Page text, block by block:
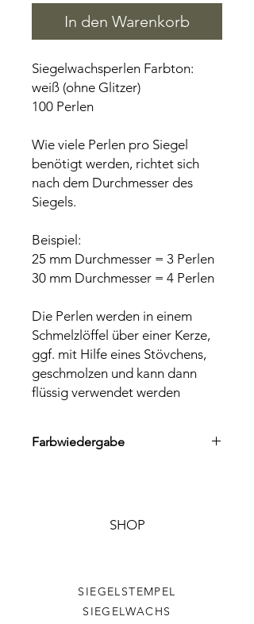
In den Warenkorb
Siegelwachsperlen Farbton:
weiß (ohne Glitzer)
100 Perlen
Wie viele Perlen pro Siegel
benötigt werden, richtet sich
nach dem Durchmesser des
Siegels.
Beispiel:
25 mm Durchmesser = 3 Perlen
30 mm Durchmesser = 4 Perlen
Die Perlen werden in einem
Schmelzlöffel über einer Kerze,
ggf. mit Hilfe eines Stövchens,
geschmolzen und kann dann
flüssig verwendet werden
Farbwiedergabe
Farbabweichungen möglich
SHOP
SIEGELSTEMPEL
SIEGELWACHS